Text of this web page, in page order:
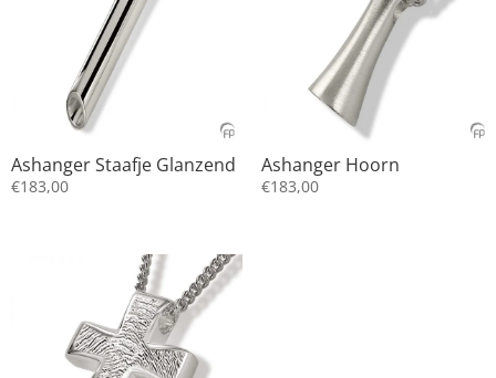
Ashanger Staafje Glanzend
€183,00
Ashanger Hoorn
€183,00